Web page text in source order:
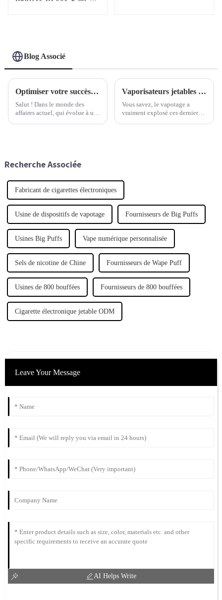
Blog Associé
Optimiser votre succès avec les dispositifs jetables : conseils essentiels pour les entreprises
Salut ! Dans le monde des
affaires actuel, qui évolue à un
Vaporisateurs jetables d'une qualité exceptionnelle, fabriqués par un grand fabricant chinois pour le marché mondial.
Vous savez, le vapotage a
vraiment explosé ces derniers
Recherche Associée
Fabricant de cigarettes électroniques
Usine de dispositifs de vapotage Fournisseurs de Big Puffs
Usines Big Puffs Vape numérique personnalisée
Sels de nicotine de Chine Fournisseurs de Wape Puff
Usines de 800 bouffées Fournisseurs de 800 bouffées
Cigarette électronique jetable ODM
Leave Your Message
AI Helps Write